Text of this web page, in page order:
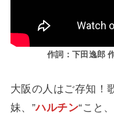
作詞：下田逸郎
大阪の人はご存知！
妹、”ハルチン“こと、